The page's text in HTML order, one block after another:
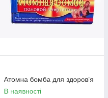
Атомна бомба для здоров'я
В наявності